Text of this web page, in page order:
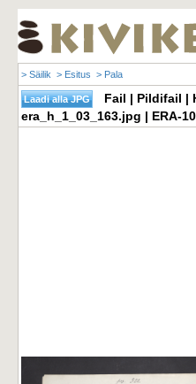
> Säilik > Esitus > Pala
Fail | Pildifail |
era_h_1_03_163.jpg | ERA-